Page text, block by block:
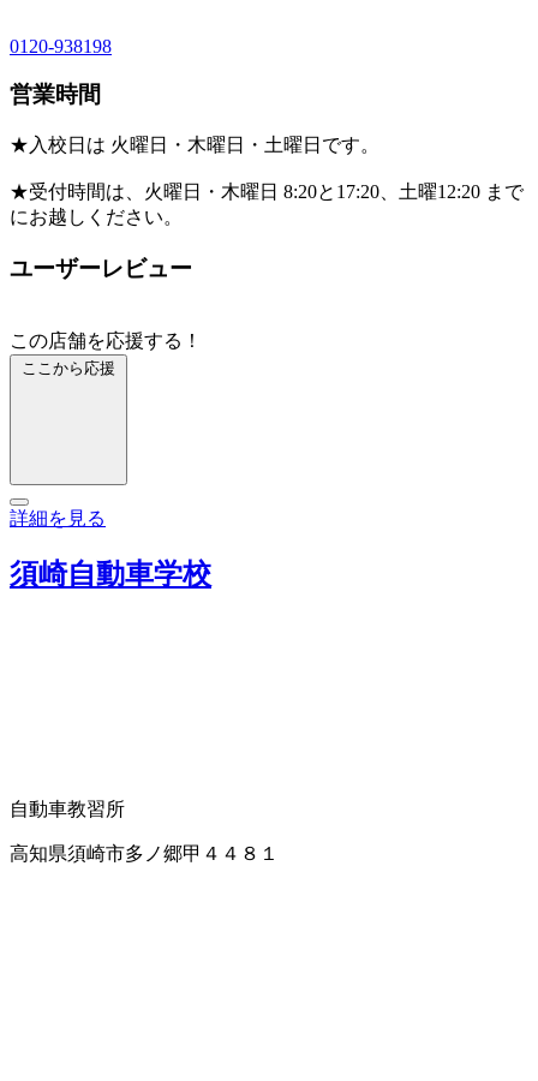
0120-938198
営業時間
★入校日は 火曜日・木曜日・土曜日です。
★受付時間は、火曜日・木曜日 8:20と17:20、土曜12:20 まで
にお越しください。
ユーザーレビュー
この店舗を応援する！
ここから応援
詳細を見る
須崎自動車学校
自動車教習所
高知県須崎市多ノ郷甲４４８１